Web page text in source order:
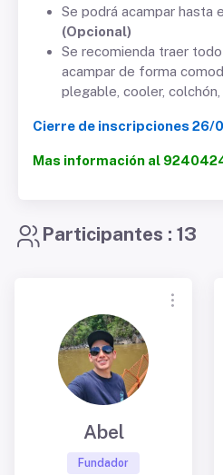
Se podrá acampar hasta
(Opcional)
Se recomienda traer
acampar de forma
plegable, cooler,
Cierre de inscripciones 26/
Mas información al
Participantes : 13
Abel
Fundador